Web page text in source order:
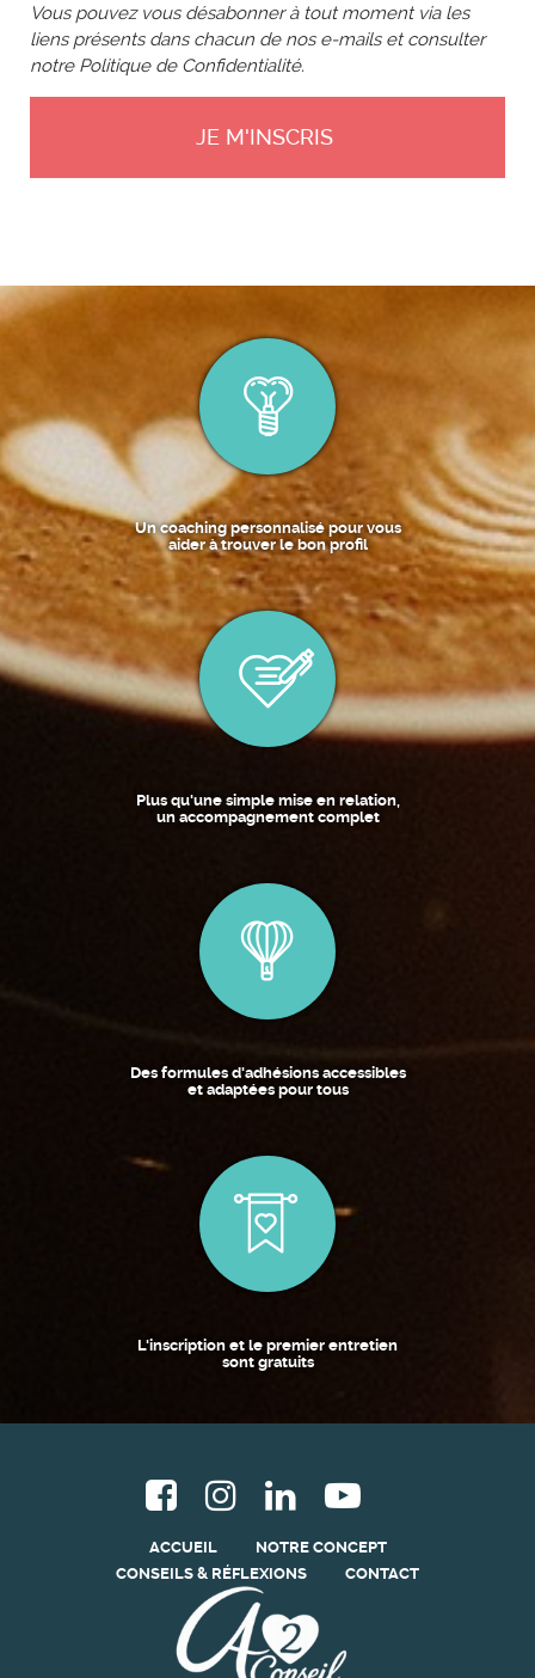
Vous pouvez vous désabonner à tout moment via les
liens présents dans chacun de nos e-mails et consulter
notre Politique de Confidentialité.
Un coaching personnalisé pour vous
aider à trouver le bon profil
Plus qu'une simple mise en relation,
un accompagnement complet
Des formules d'adhésions accessibles
et adaptées pour tous
L'inscription et le premier entretien
sont gratuits
ACCUEIL
NOTRE CONCEPT
CONSEILS & RÉFLEXIONS
CONTACT